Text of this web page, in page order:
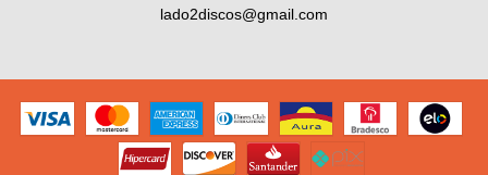
lado2discos@gmail.com